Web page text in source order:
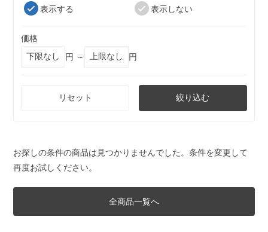
表示する
表示しない
価格
円 ～
円
リセット 絞り込む
お探しの条件の商品は見つかりませんでした。条件を変更して
再度お試しください。
全商品一覧へ